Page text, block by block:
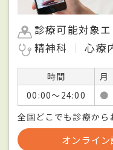
診療可能対象
精神科
心療
時間 月
00:00〜24:00
●
全国どこでも診療か
オンライ